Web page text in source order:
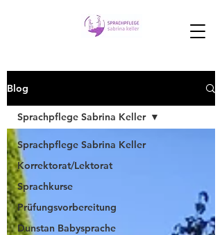
Blog
Sprachpflege Sabrina Keller
Korrektorat/Lektorat
Sprachkurse
Prüfungsvorbereitung
Dunstan Babysprache
Sprachpflege Sabrina Keller